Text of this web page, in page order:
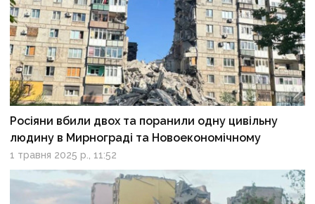
Росіяни вбили двох та поранили одну цивільну
людину в Мирнограді та Новоекономічному
1 травня 2025 р., 11:52